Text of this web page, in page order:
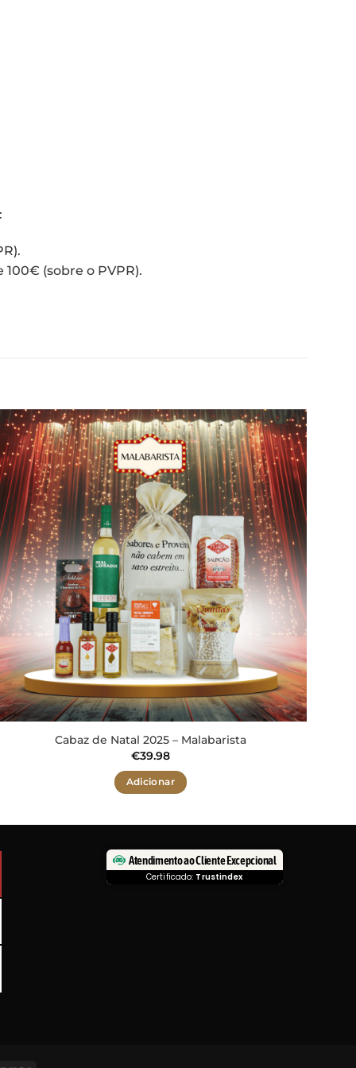
(sobre o PVPR).
Adicionar
aos meus
desejos
Cabaz de Natal 2025 – Malabarista
€39.98
Adicionar
Atendimento ao Cliente Excepcional
Certificado: Trustindex